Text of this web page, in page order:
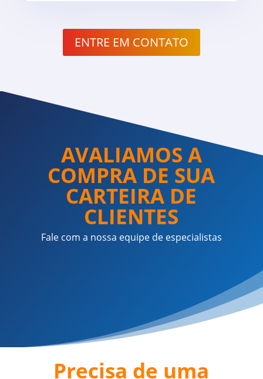
ENTRE EM CONTATO
AVALIAMOS A
COMPRA DE SUA
CARTEIRA DE
CLIENTES
Fale com a nossa equipe de especialistas
Precisa de uma